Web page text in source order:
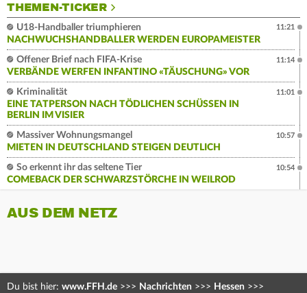
THEMEN-TICKER
U18-Handballer triumphieren
NACHWUCHSHANDBALLER WERDEN EUROPAMEISTER
11:21
Offener Brief nach FIFA-Krise
VERBÄNDE WERFEN INFANTINO «TÄUSCHUNG» VOR
11:14
Kriminalität
EINE TATPERSON NACH TÖDLICHEN SCHÜSSEN IN
BERLIN IM VISIER
11:01
Massiver Wohnungsmangel
MIETEN IN DEUTSCHLAND STEIGEN DEUTLICH
10:57
So erkennt ihr das seltene Tier
COMEBACK DER SCHWARZSTÖRCHE IN WEILROD
10:54
AUS DEM NETZ
Du bist hier: www.FFH.de >>> Nachrichten >>> Hessen >>>